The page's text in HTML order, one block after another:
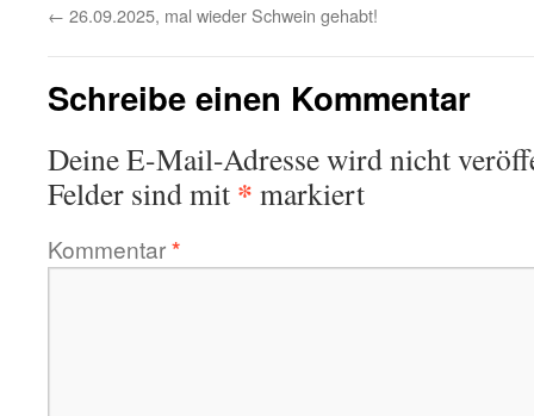
← 26.09.2025, mal wieder Schwein gehabt!
Schreibe einen Kommentar
Deine E-Mail-Adresse wird nicht
Felder sind mit * markiert
Kommentar*